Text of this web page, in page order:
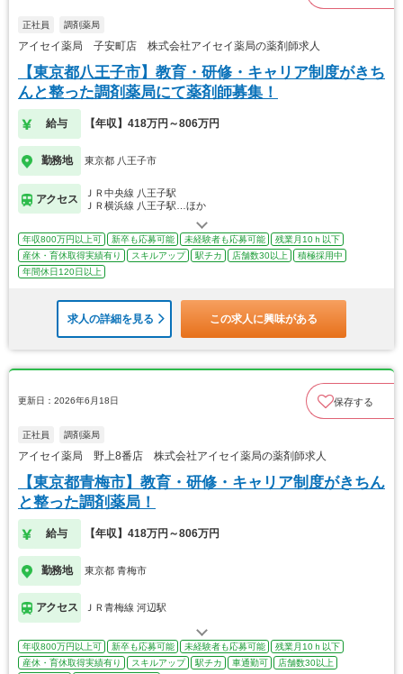
正社員 調剤薬局
アイセイ薬局 子安町店 株式会社アイセイ薬局の薬剤師求人
【東京都八王子市】教育・研修・キャリア制度がきち
んと整った調剤薬局にて薬剤師募集！
給与 【年収】418万円～806万円
勤務地 東京都 八王子市
アクセス
ＪＲ中央線 八王子駅
ＪＲ横浜線 八王子駅…ほか
年収800万円以上可 新卒も応募可能 未経験者も応募可能
残業月10ｈ以下
産休・育休取得実績有り
スキルアップ 駅チカ 店舗数30以上
積極採用中
年間休日120日以上
求人の詳細を見る この求人に興味がある
更新日：2026年6月18日 保存する
正社員 調剤薬局
アイセイ薬局 野上8番店 株式会社アイセイ薬局の薬剤師求人
【東京都青梅市】教育・研修・キャリア制度がきちん
と整った調剤薬局！
給与 【年収】418万円～806万円
勤務地 東京都 青梅市
アクセス ＪＲ青梅線 河辺駅
年収800万円以上可 新卒も応募可能 未経験者も応募可能
残業月10ｈ以下
産休・育休取得実績有り
スキルアップ 駅チカ 車通勤可
店舗数30以上